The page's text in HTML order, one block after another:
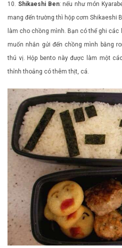
10. Shikaeshi Ben: nếu như món
mang đến trường thì hộp cơm Shikaeshi
làm cho chồng mình. Bạn có thể ghi
muốn nhắn gửi đến chồng mình bằng
thú vị. Hộp bento này được làm một
thỉnh thoảng có thêm thịt, cá.